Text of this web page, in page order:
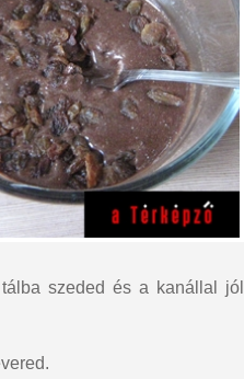
szeded és a kanállal jól